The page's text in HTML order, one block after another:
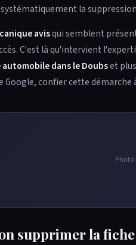
systématiquement la
avisqui semblent
C'est là qu'intervient
automobile dans le Doubset
Google, confier cette
supprimer la